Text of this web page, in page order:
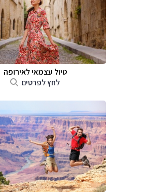
טיול עצמאי לאירופה
לחץ לפרטים